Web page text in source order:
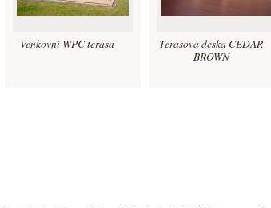
Venkovní WPC terasa
Terasová deska CEDAR
BROWN